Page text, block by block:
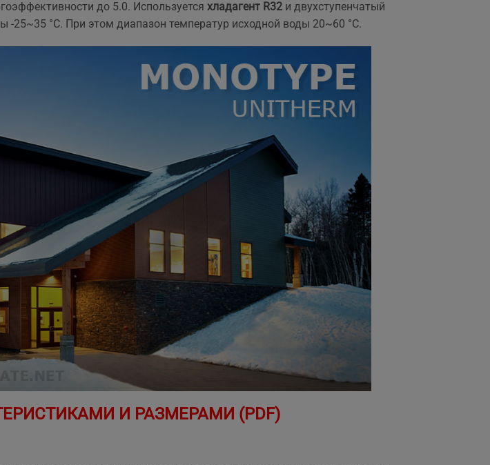
вийшла знову ж така сама,
що і пропонують в інших
можливість розрахунку на
місті за фактично товар і
до 5.0. Используется хладагент R32 и двухступенчатый
°С. При этом диапазон температур исходной воды 20~60 °С.
И РАЗМЕРАМИ (PDF)